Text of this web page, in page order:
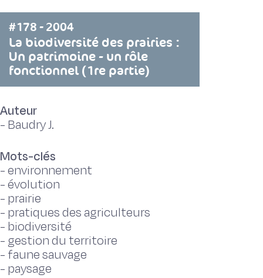
#178 - 2004
La biodiversité des prairies :
Un patrimoine - un rôle
fonctionnel (1re partie)
Auteur
- Baudry J.
Mots-clés
-environnement
-évolution
- prairie
- pratiques des agriculteurs
- biodiversité
- gestion du territoire
- faune sauvage
- paysage